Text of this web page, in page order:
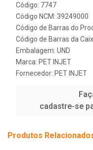
Código: 7747
Código NCM: 39249000
Código de Barras do
Código de Barras da
Embalagem: UND
Marca: PET INJET
Fornecedor: PET INJET
cadastre-se
Produtos